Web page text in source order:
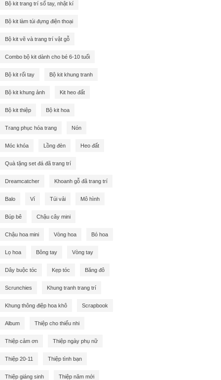
Bộ kit trang trí sổ tay, nhật kí
Bộ kit làm túi đựng điện thoại
Bộ kit vẽ và trang trí vật gỗ
Combo bộ kit dành cho bé 6-10 tuổi
Bộ kit rối tay Bộ kit khung tranh
Bộ kit khung ảnh Kit heo đất
Bộ kit thiệp Bộ kit hoa
Trang phục hóa trang Nón
Móc khóa Lồng đèn Heo đất
Quà tặng set đá đã trang trí
Dreamcatcher Khoanh gỗ đã trang trí
Balo Ví Túi vải Mô hình
Búp bê Chậu cây mini
Chậu hoa mini Vòng hoa Bó hoa
Lọ hoa Bông tay Vòng tay
Dây buộc tóc Kẹp tóc Băng đô
Scrunchies Khung tranh trang trí
Khung thông điệp hoa khô Scrapbook
Album Thiệp cho thiếu nhi
Thiệp cảm ơn Thiệp ngày phụ nữ
Thiệp 20-11 Thiệp tình bạn
Thiệp giáng sinh Thiệp năm mới